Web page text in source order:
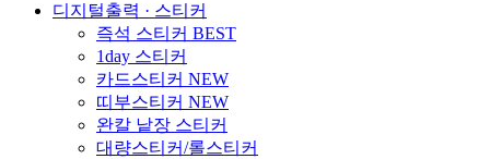
디지털출력 · 스티커
즉석 스티커 BEST
1day 스티커
카드스티커 NEW
띠부스티커 NEW
완칼 낱장 스티커
대량스티커/롤스티커